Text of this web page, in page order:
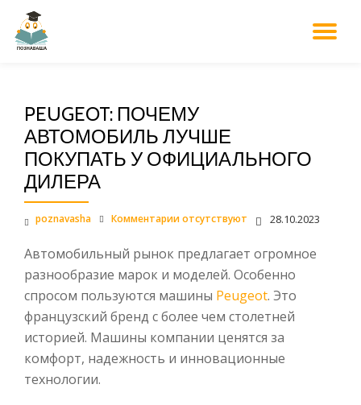
Перейти
PEUGEOT: ПОЧЕМУ
АВТОМОБИЛЬ ЛУЧШЕ
ПОКУПАТЬ У ОФИЦИАЛЬНОГО
ДИЛЕРА
poznavasha 28.10.2023
Комментарии отсутствуют
Автомобильный рынок предлагает огромное
разнообразие марок и моделей. Особенно
спросом пользуются машины Peu­geot. Это
французский бренд с более чем столетней
историей. Машины компании ценятся за
комфорт, надежность и инновационные
технологии.